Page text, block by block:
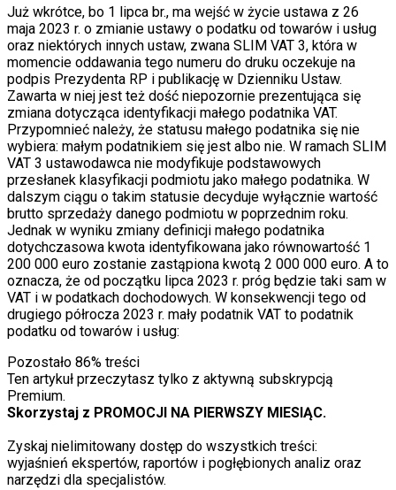
Już wkrótce, bo 1 lipca br., ma wejść w życie ustawa z 26
maja 2023 r. o zmianie ustawy o podatku od towarów i usług
oraz niektórych innych ustaw, zwana SLIM VAT 3, która w
momencie oddawania tego numeru do druku oczekuje na
podpis Prezydenta RP i publikację w Dzienniku Ustaw.
Zawarta w niej jest też dość niepozornie prezentująca się
zmiana dotycząca identyfikacji małego podatnika VAT.
Przypomnieć należy, że statusu małego podatnika się nie
wybiera: małym podatnikiem się jest albo nie. W ramach SLIM
VAT 3 ustawodawca nie modyfikuje podstawowych
przesłanek klasyfikacji podmiotu jako małego podatnika. W
dalszym ciągu o takim statusie decyduje wyłącznie wartość
brutto sprzedaży danego podmiotu w poprzednim roku.
Jednak w wyniku zmiany definicji małego podatnika
dotychczasowa kwota identyfikowana jako równowartość 1
200 000 euro zostanie zastąpiona kwotą 2 000 000 euro. A to
oznacza, że od początku lipca 2023 r. próg będzie taki sam w
VAT i w podatkach dochodowych. W konsekwencji tego od
drugiego półrocza 2023 r. mały podatnik VAT to podatnik
podatku od towarów i usług:
Pozostało 86% treści
Ten artykuł przeczytasz tylko z aktywną subskrypcją
Premium.
Skorzystaj z PROMOCJI NA PIERWSZY MIESIĄC.
Zyskaj nielimitowany dostęp do wszystkich treści:
wyjaśnień ekspertów, raportów i pogłębionych analiz oraz
narzędzi dla specjalistów.